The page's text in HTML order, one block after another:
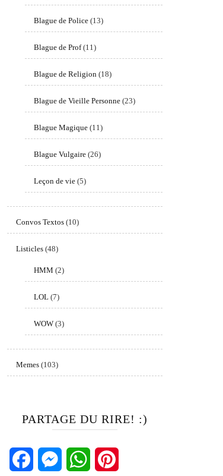
Blague de Police(13)
Blague de Prof(11)
Blague de Religion(18)
Blague de Vieille Personne(23)
Blague Magique(11)
Blague Vulgaire(26)
Leçon de vie(5)
Convos Textos(10)
Listicles(48)
HMM (2)
LOL(7)
WOW(3)
Memes(103)
PARTAGE DU RIRE! :)